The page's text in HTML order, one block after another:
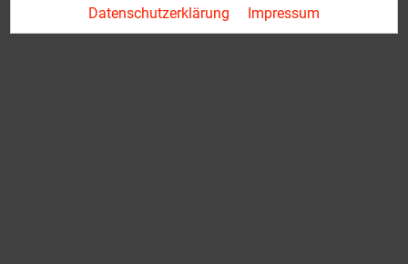
Datenschutzerklärung Impressum